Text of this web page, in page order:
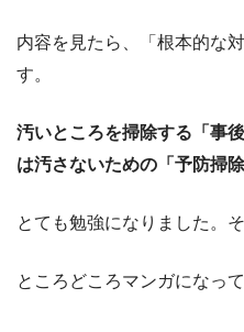
内容を見たら、「根本的な
す。
汚いところを掃除する「事
は汚さないための「予防掃除
とても勉強になりました。
ところどころマンガになっ